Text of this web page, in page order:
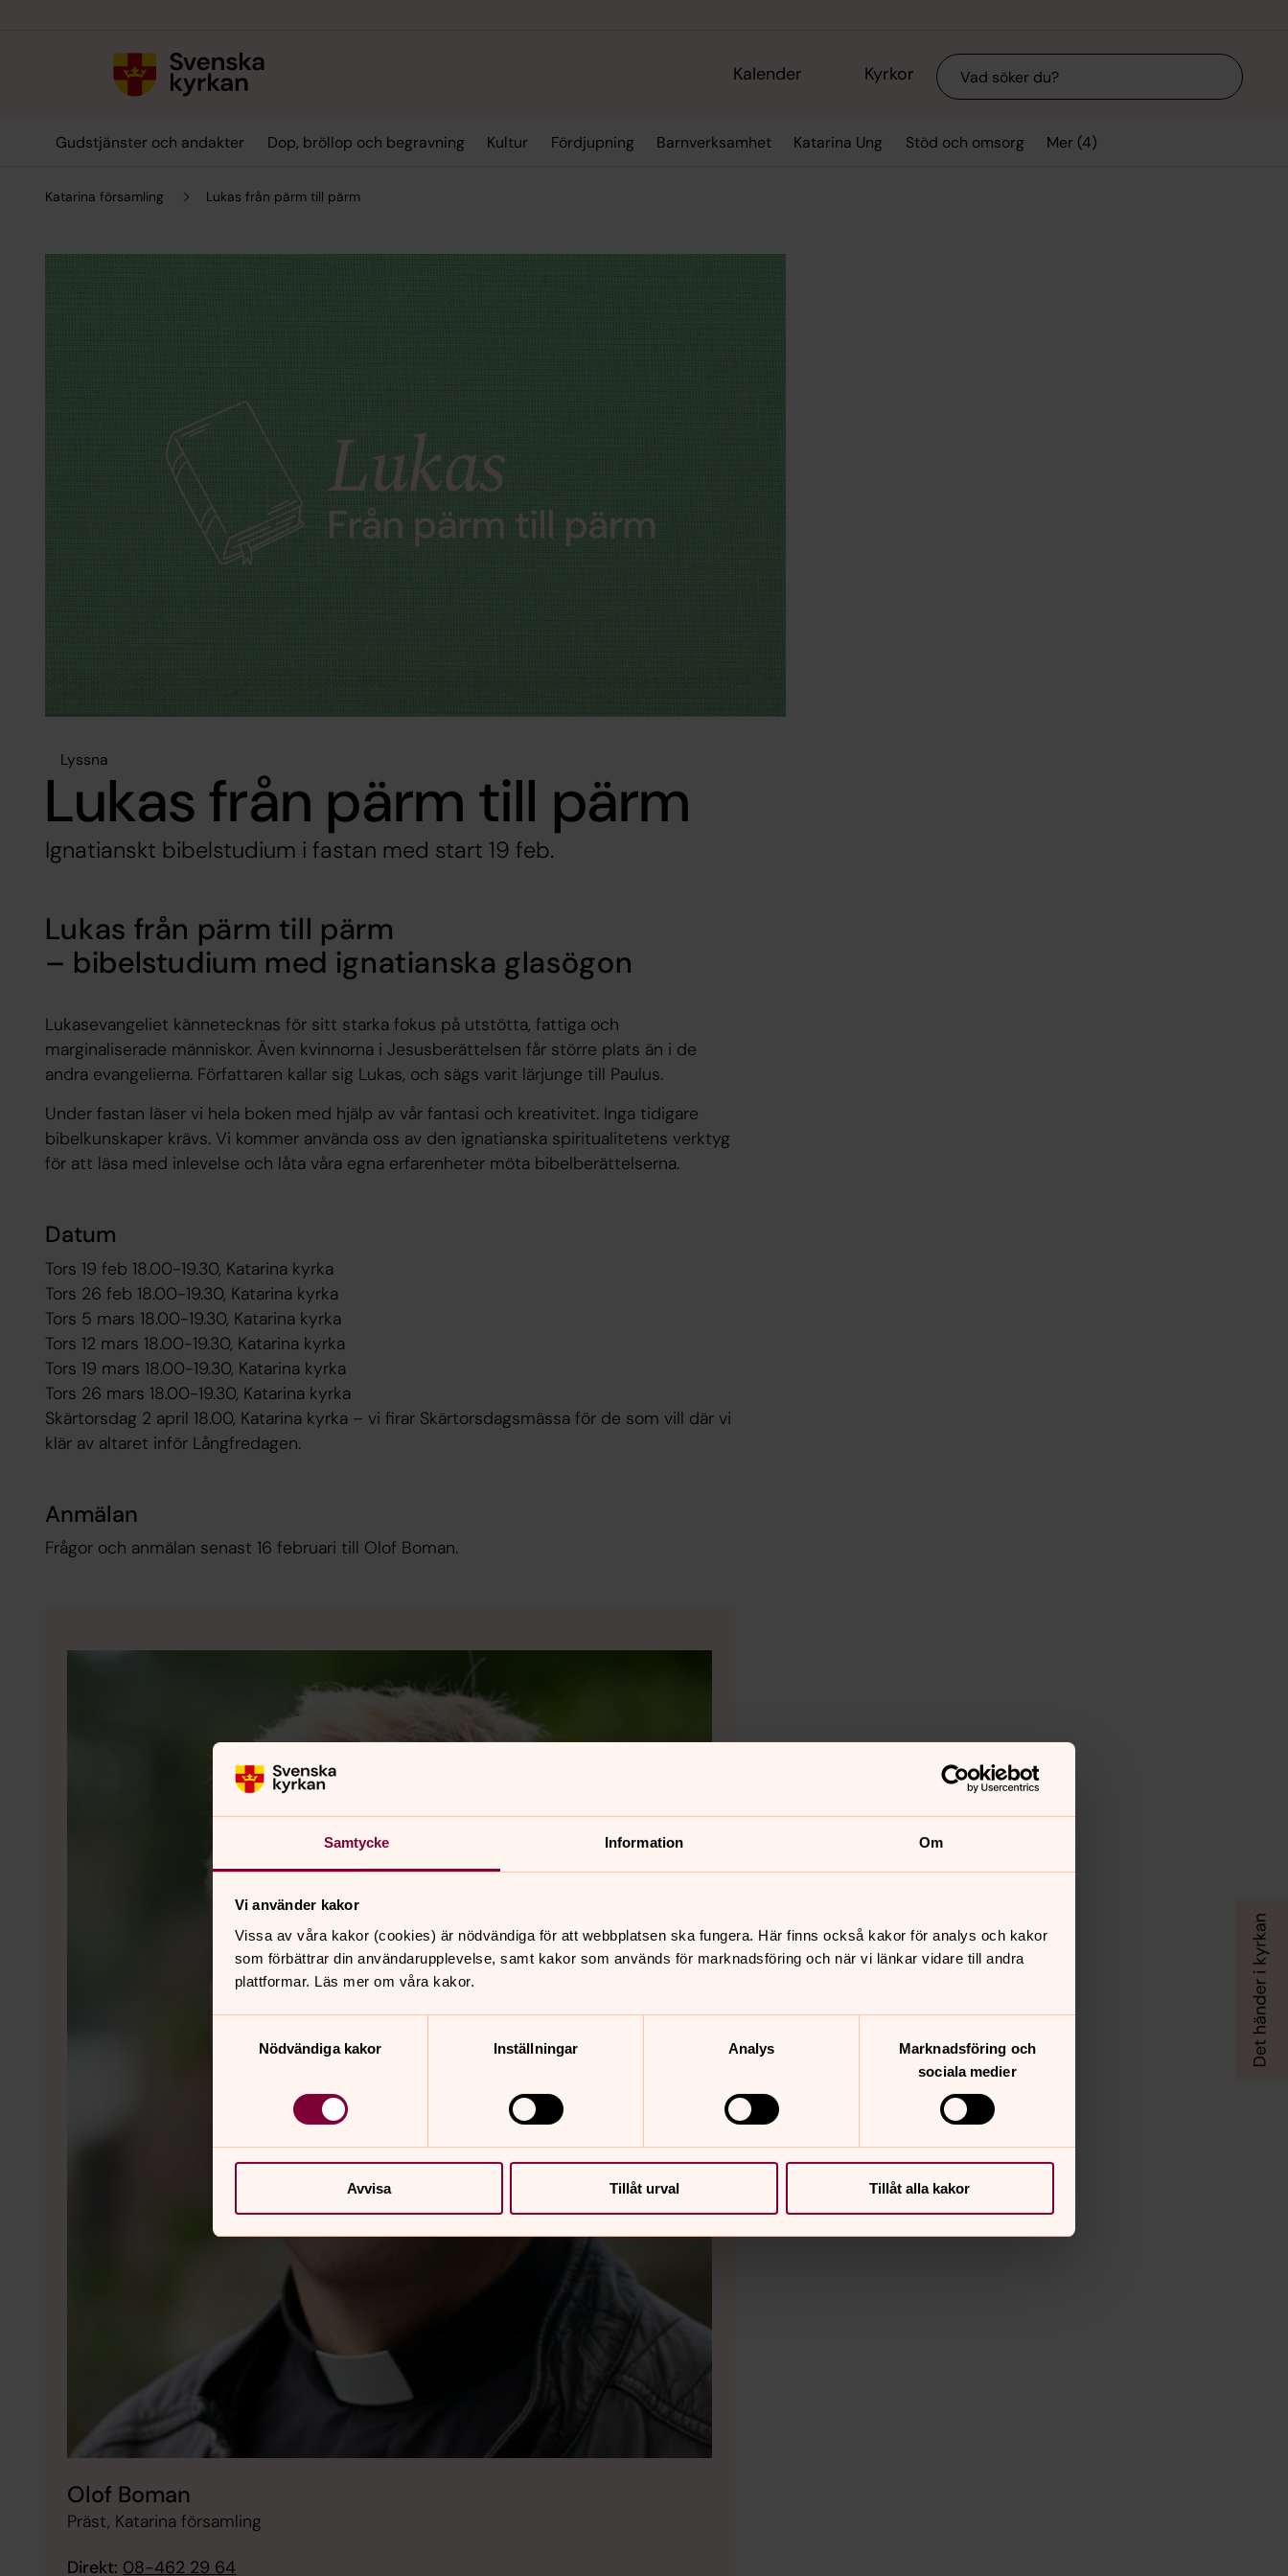
Samtycke Information Om
Vi använder kakor
Vissa av våra kakor (cookies) är nödvändiga för att webbplatsen ska fungera. Här finns också kakor för analys och kakor
som förbättrar din användarupplevelse, samt kakor som används för marknadsföring och när vi länkar vidare till andra
plattformar. Läs mer om våra kakor.
Nödvändiga kakor
Inställningar Analys
Marknadsföring och
sociala medier
Avvisa Tillåt urval Tillåt alla kakor
Kalender Kyrkor Sök
Gudstjänster och andakter Dop, bröllop och begravning Kultur Fördjupning Barnverksamhet Katarina Ung Stöd och omsorg Mer (4)
Katarina församling Lukas från pärm till pärm
Lyssna
Lukas från pärm till pärm
Ignatianskt bibelstudium i fastan med start 19 feb.
Lukas från pärm till pärm
– bibelstudium med ignatianska glasögon
Lukasevangeliet kännetecknas för sitt starka fokus på utstötta, fattiga och
marginaliserade människor. Även kvinnorna i Jesusberättelsen får större plats än i de
andra evangelierna. Författaren kallar sig Lukas, och sägs varit lärjunge till Paulus.
Under fastan läser vi hela boken med hjälp av vår fantasi och kreativitet. Inga tidigare
bibelkunskaper krävs. Vi kommer använda oss av den ignatianska spiritualitetens verktyg
för att läsa med inlevelse och låta våra egna erfarenheter möta bibelberättelserna.
Datum
Tors 19 feb 18.00-19.30, Katarina kyrka
Tors 26 feb 18.00-19.30, Katarina kyrka
Tors 5 mars 18.00-19.30, Katarina kyrka
Tors 12 mars 18.00-19.30, Katarina kyrka
Tors 19 mars 18.00-19.30, Katarina kyrka
Tors 26 mars 18.00-19.30, Katarina kyrka
Skärtorsdag 2 april 18.00, Katarina kyrka – vi firar Skärtorsdagsmässa för de som vill där vi
klär av altaret inför Långfredagen.
Anmälan
Frågor och anmälan senast 16 februari till Olof Boman.
Olof Boman
Präst, Katarina församling
Direkt: 08-462 29 64